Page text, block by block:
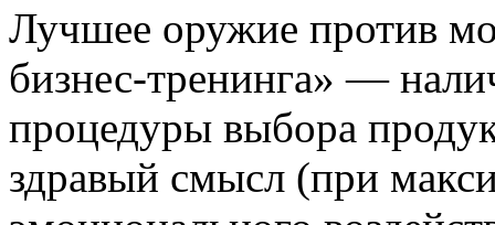
Лучшее оружие против
бизнес-тренинга» —
процедуры выбора
здравый смысл (при